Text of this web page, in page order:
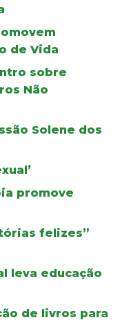
de Vida
sobre
Não
Solene dos
promove
felizes”
leva educação
de livros para